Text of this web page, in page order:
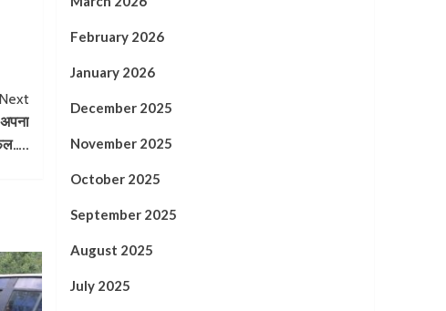
Next
February 2026
January 2026
December 2025
November 2025
October 2025
September 2025
August 2025
July 2025